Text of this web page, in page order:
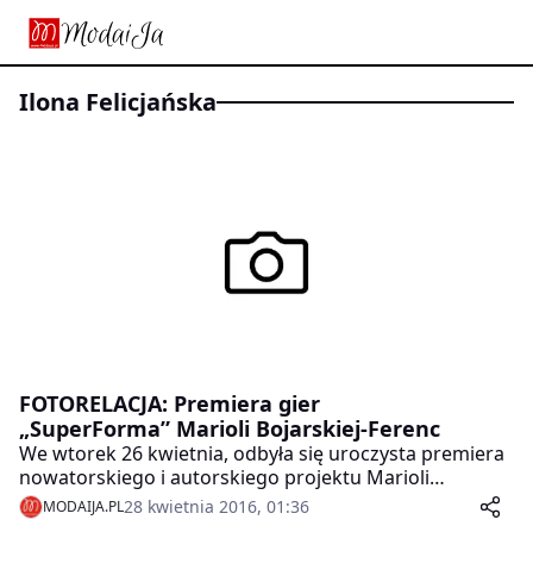
Ilona Felicjańska
FOTORELACJA: Premiera gier
„SuperForma” Marioli Bojarskiej-Ferenc
We wtorek 26 kwietnia, odbyła się uroczysta premiera
nowatorskiego i autorskiego projektu Marioli
Bojarskiej-Ferenc „SuperForma” – sportowej gry
planszowej i gry karcianej. Prekursorka fitnessu w
MODAIJA.PL28 kwietnia 2016, 01:36